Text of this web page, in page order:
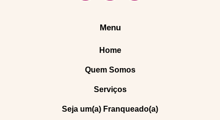
Menu
Home
Quem Somos
Serviços
Seja um(a) Franqueado(a)